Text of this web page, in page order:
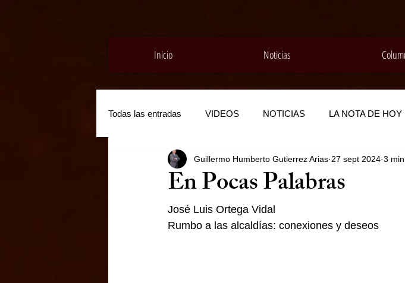
Inicio Noticias
Todas las entradas VIDEOS NOTICIAS LA NOTA DE HOY
En Pocas Palabras
Guillermo Humberto Gutierrez Arias 27 sept 2024 3
José Luis Ortega Vidal
Rumbo a las alcaldías: conexiones y deseos